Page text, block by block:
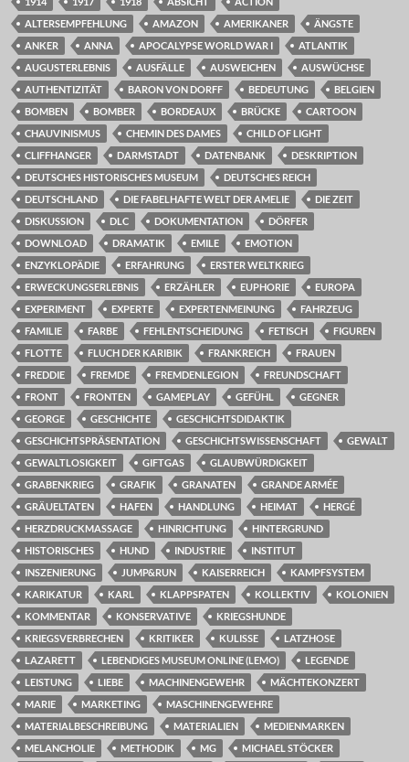
ALTERSEMPFEHLUNG
AMAZON AMERIKANER
ÄNGSTE
ANKER
ANNA APOCALYPSE WORLD WAR I
ATLANTIK
AUGUSTERLEBNIS
AUSFÄLLE AUSWEICHEN
AUSWÜCHSE
AUTHENTIZITÄT
BARON VON DORFF BEDEUTUNG
BELGIEN
BOMBEN
BOMBER BORDEAUX BRÜCKE
CARTOON
CHAUVINISMUS
CHEMIN DES DAMES
CHILD OF LIGHT
CLIFFHANGER
DARMSTADT DATENBANK
DESKRIPTION
DEUTSCHES HISTORISCHES MUSEUM
DEUTSCHES REICH
DEUTSCHLAND
DIE FABELHAFTE WELT DER AMELIE
DIE ZEIT
DISKUSSION
DLC DOKUMENTATION
DÖRFER
DOWNLOAD
DRAMATIK EMILE
EMOTION
ENZYKLOPÄDIE
ERFAHRUNG
ERSTER WELTKRIEG
ERWECKUNGSERLEBNIS
ERZÄHLER EUPHORIE
EUROPA
EXPERIMENT
EXPERTE EXPERTENMEINUNG
FAHRZEUG
FAMILIE
FARBE FEHLENTSCHEIDUNG FETISCH
FIGUREN
FLOTTE
FLUCH DER KARIBIK FRANKREICH
FRAUEN
FREDDIE
FREMDE FREMDENLEGION
FREUNDSCHAFT
FRONT
FRONTEN GAMEPLAY GEFÜHL
GEGNER
GEORGE
GESCHICHTE
GESCHICHTSDIDAKTIK
GESCHICHTSPRÄSENTATION
GESCHICHTSWISSENSCHAFT
GEWALT
GEWALTLOSIGKEIT
GIFTGAS
GLAUBWÜRDIGKEIT
GRABENKRIEG
GRAFIK GRANATEN
GRANDE ARMÉE
GRÄUELTATEN
HAFEN HANDLUNG HEIMAT
HERGÉ
HERZDRUCKMASSAGE
HINRICHTUNG
HINTERGRUND
HISTORISCHES
HUND INDUSTRIE
INSTITUT
INSZENIERUNG
JUMP&RUN KAISERREICH
KAMPFSYSTEM
KARIKATUR
KARL KLAPPSPATEN KOLLEKTIV
KOLONIEN
KOMMENTAR
KONSERVATIVE
KRIEGSHUNDE
KRIEGSVERBRECHEN
KRITIKER KULISSE
LATZHOSE
LAZARETT
LEBENDIGES MUSEUM ONLINE (LEMO)
LEGENDE
LEISTUNG
LIEBE MACHINENGEWEHR
MÄCHTEKONZERT
MARIE
MARKETING
MASCHINENGEWEHRE
MATERIALBESCHREIBUNG
MATERIALIEN
MEDIENMARKEN
MELANCHOLIE
METHODIK MG
MICHAEL STÖCKER